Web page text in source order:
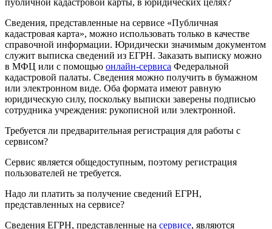
Сведения, представленные на сервисе «Публичная
кадастровая карта», можно использовать только в качестве
справочной информации. Юридически значимым документом
служит выписка сведений из ЕГРН. Заказать выписку можно
в МФЦ или с помощью онлайн-сервиса Федеральной
кадастровой палаты. Сведения можно получить в бумажном
или электронном виде. Оба формата имеют равную
юридическую силу, поскольку выписки заверены подписью
сотрудника учреждения: рукописной или электронной.
Требуется ли предварительная регистрация для работы с
сервисом?
Сервис является общедоступным, поэтому регистрация
пользователей не требуется.
Надо ли платить за получение сведений ЕГРН,
представленных на сервисе?
Сведения ЕГРН, представленные на сервисе, являются